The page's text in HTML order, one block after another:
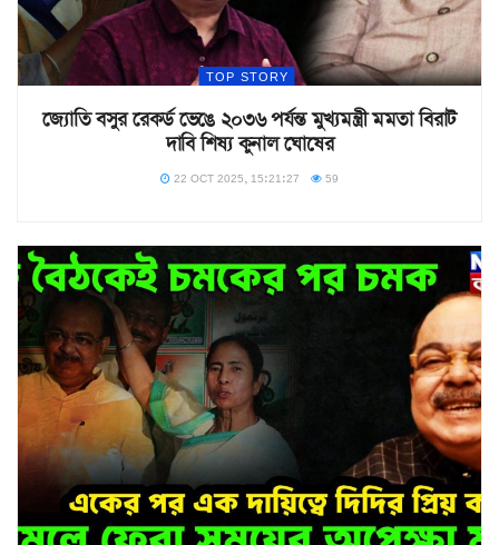
TOP STORY
জ্যোতি বসুর রেকর্ড ভেঙে ২০৩৬ পর্যন্ত মুখ্যমন্ত্রী মমতা বিরাট
দাবি শিষ্য কুনাল ঘোষের
22 OCT 2025, 15:21:27 59